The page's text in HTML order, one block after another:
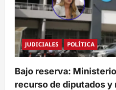
JUDICIALES POLÍTICA
Bajo reserva:
recurso de diputados y